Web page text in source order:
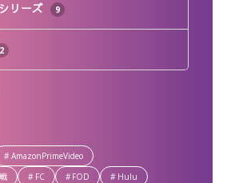
リーズ 9
2
AmazonPrimeVideo
FC FOD
Hulu